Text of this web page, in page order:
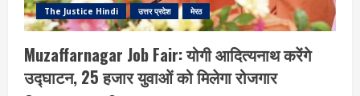
The Justice Hindi उत्तर प्रदेश मेरठ
Muzaffarnagar Job Fair: योगी आदित्यनाथ करेंगे
उद्घाटन, 25 हजार युवाओं को मिलेगा रोजगार